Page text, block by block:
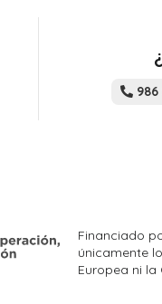
Financiado
únicamente
Europea ni